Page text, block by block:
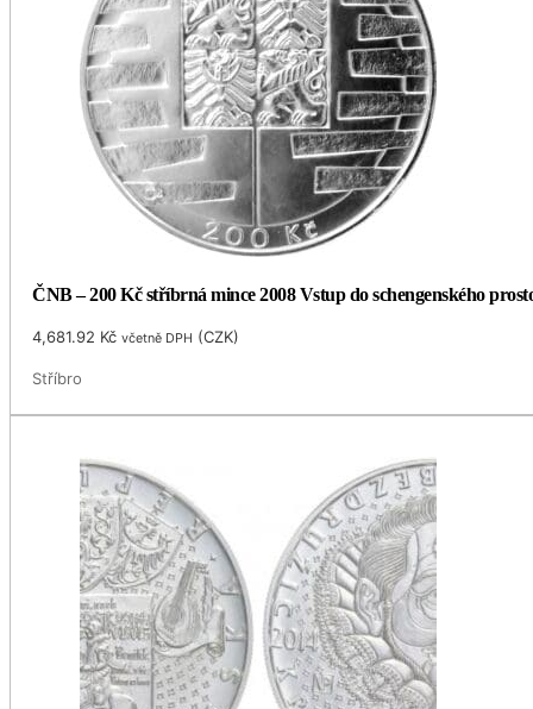
ČNB – 200 Kč stříbrná mince 2008 Vstup do schengenského
4,681.92 Kč včetně DPH (CZK)
Stříbro